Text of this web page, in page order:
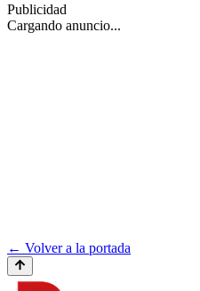
Publicidad
Cargando anuncio...
← Volver a la portada